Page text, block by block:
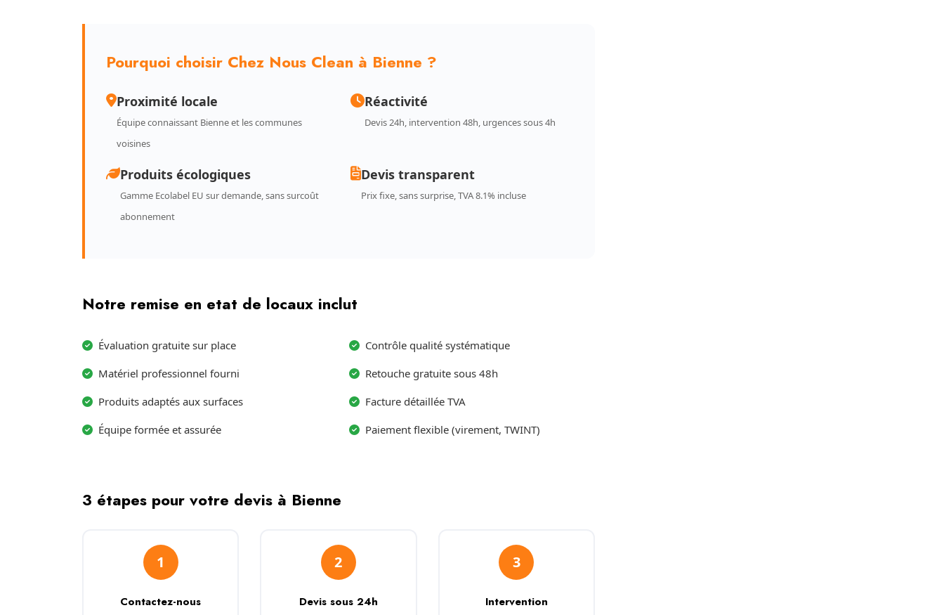
Pourquoi choisir Chez Nous Clean à Bienne ?
Proximité locale
Équipe connaissant Bienne et les communes
voisines
Réactivité
Devis 24h, intervention 48h, urgences sous 4h
Produits écologiques
Gamme Ecolabel EU sur demande, sans surcoût
abonnement
Devis transparent
Prix fixe, sans surprise, TVA 8.1% incluse
Notre remise en etat de locaux inclut
Évaluation gratuite sur place
Matériel professionnel fourni
Produits adaptés aux surfaces
Équipe formée et assurée
Contrôle qualité systématique
Retouche gratuite sous 48h
Facture détaillée TVA
Paiement flexible (virement, TWINT)
3 étapes pour votre devis à Bienne
1
Contactez-nous
2
Devis sous 24h
3
Intervention